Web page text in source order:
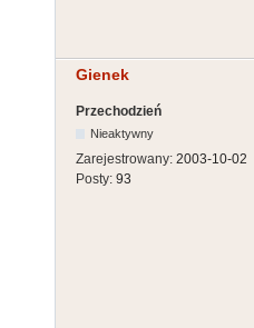
Gienek
Przechodzień
Nieaktywny
Zarejestrowany: 2003-10-02
Posty: 93